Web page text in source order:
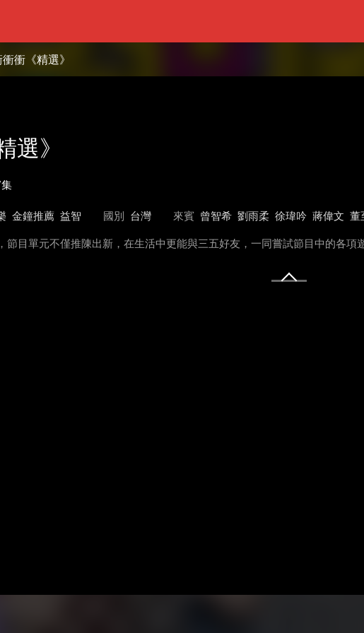
衝《精選》
選》
金鐘推薦 益智 國別 台灣 來賓 曾智希 劉雨柔 徐瑋吟 蔣偉文 董
節目單元不僅推陳出新，在生活中更能與三五好友，一同嘗試節目中的各項